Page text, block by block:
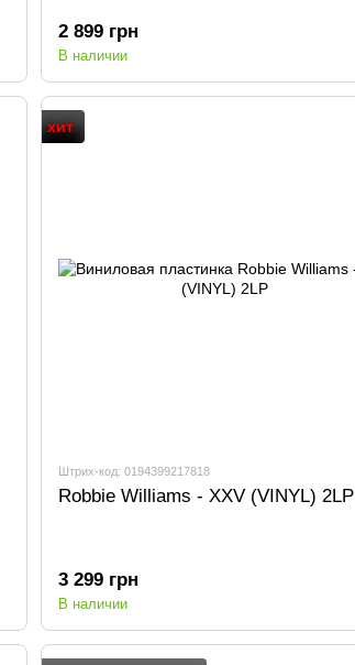
2 899 грн
В наличии
хит
Штрих-код: 0194399217818
Robbie Williams - XXV (VINYL) 2LP
3 299 грн
В наличии